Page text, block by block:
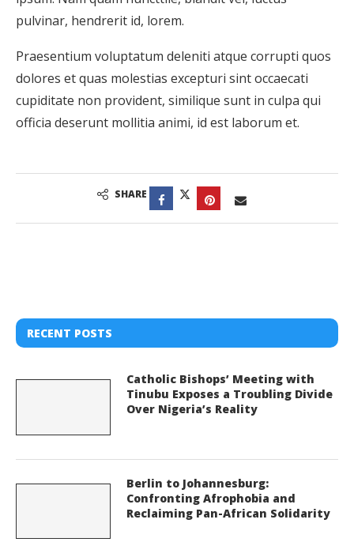
pulvinar, hendrerit id, lorem.
Praesentium voluptatum deleniti atque corrupti quos
dolores et quas molestias excepturi sint occaecati
cupiditate non provident, similique sunt in culpa qui
officia deserunt mollitia animi, id est laborum et.
SHARE
RECENT POSTS
Catholic Bishops’ Meeting with
Tinubu Exposes a Troubling Divide
Over Nigeria’s Reality
Berlin to Johannesburg:
Confronting Afrophobia and
Reclaiming Pan-African Solidarity